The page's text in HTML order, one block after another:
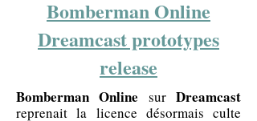
Bomberman Online
Dreamcast prototypes
release
Bomberman Online surDreamcast
reprenait la licence désormais culte